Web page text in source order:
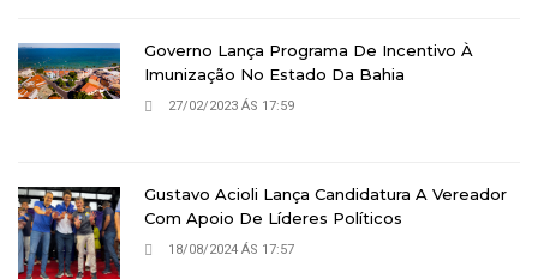
Governo Lança Programa De Incentivo À
Imunização No Estado Da Bahia
27/02/2023 ÁS 17:59
Gustavo Acioli Lança Candidatura A Vereador
Com Apoio De Líderes Políticos
18/08/2024 ÁS 17:57